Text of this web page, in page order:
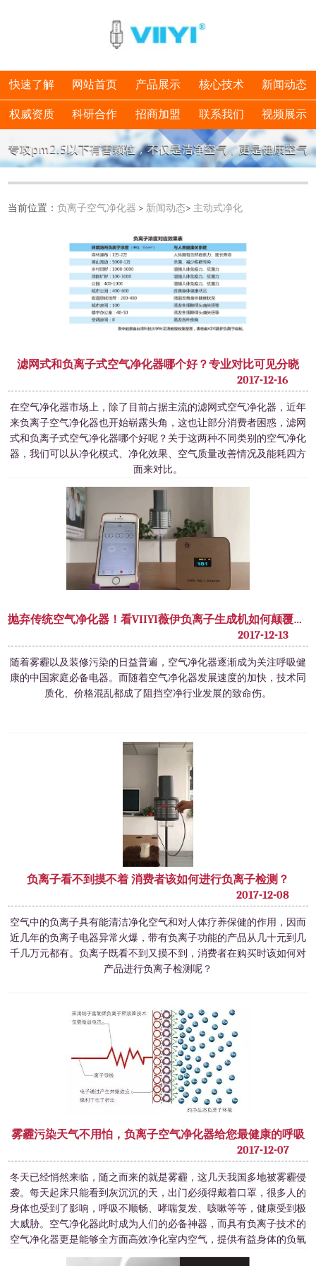
快速了解 网站首页 产品展示 核心技术 新闻动态
权威资质 科研合作 招商加盟 联系我们 视频展示
当前位置：负离子空气净化器 > 新闻动态> 主动式净化
滤网式和负离子式空气净化器哪个好？专业对比可见分晓
2017-12-16
​在空气净化器市场上，除了目前占据主流的滤网式空气净化器，近年
来负离子空气净化器也开始崭露头角，这也让部分消费者困惑，滤网
式和负离子式空气净化器哪个好呢？关于这两种不同类别的空气净化
器，我们可以从净化模式、净化效果、空气质量改善情况及能耗四方
面来对比。
抛弃传统空气净化器！看VIIYI薇伊负离子生成机如何颠覆行业
2017-12-13
随着雾霾以及装修污染的日益普遍，空气净化器逐渐成为关注呼吸健
康的中国家庭必备电器。而随着空气净化器发展速度的加快，技术同
质化、价格混乱都成了阻挡空净行业发展的致命伤。
负离子看不到摸不着 消费者该如何进行负离子检测？
2017-12-08
空气中的负离子具有能清洁净化空气和对人体疗养保健的作用，因而
近几年的负离子电器异常火爆，带有负离子功能的产品从几十元到几
千几万元都有。负离子既看不到又摸不到，消费者在购买时该如何对
产品进行负离子检测呢？
雾霾污染天气不用怕，负离子空气净化器给您最健康的呼吸
2017-12-07
冬天已经悄然来临，随之而来的就是雾霾，这几天我国多地被雾霾侵
袭。每天起床只能看到灰沉沉的天，出门必须得戴着口罩，很多人的
身体也受到了影响，呼吸不顺畅、哮喘复发、咳嗽等等，健康受到极
大威胁。空气净化器此时成为人们的必备神器，而具有负离子技术的
空气净化器更是能够全方面高效净化室内空气，提供有益身体的负氧
离子，给您最健康的呼吸。